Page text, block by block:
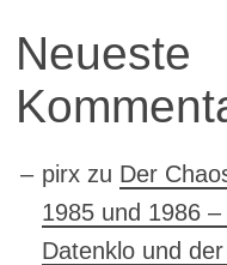
Neueste
pirxzu Der
1985 und 1986
Datenklo und der